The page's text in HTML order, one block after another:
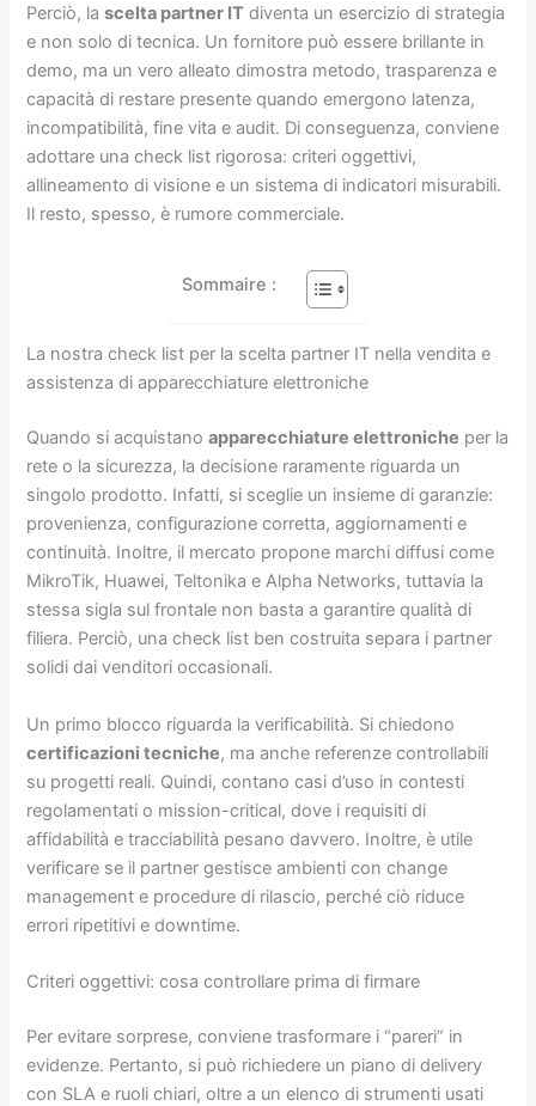
Perciò, lascelta partner IT diventa un esercizio di strategia
e non solo di tecnica. Un fornitore può essere brillante in
demo, ma un vero alleato dimostra metodo, trasparenza e
capacità di restare presente quando emergono latenza,
incompatibilità, fine vita e audit. Di conseguenza, conviene
adottare una check list rigorosa: criteri oggettivi,
allineamento di visione e un sistema di indicatori misurabili.
Il resto, spesso, è rumore commerciale.
Sommaire :
La nostra check list per la scelta partner IT nella vendita e
assistenza di apparecchiature elettroniche
Quando si acquistanoapparecchiature elettroniche per la
rete o la sicurezza, la decisione raramente riguarda un
singolo prodotto. Infatti, si sceglie un insieme di garanzie:
provenienza, configurazione corretta, aggiornamenti e
continuità. Inoltre, il mercato propone marchi diffusi come
MikroTik, Huawei, Teltonika e Alpha Networks, tuttavia la
stessa sigla sul frontale non basta a garantire qualità di
filiera. Perciò, una check list ben costruita separa i partner
solidi dai venditori occasionali.
Un primo blocco riguarda la verificabilità. Si chiedono
certificazioni tecniche, ma anche referenze controllabili
su progetti reali. Quindi, contano casi d’uso in contesti
regolamentati o mission-critical, dove i requisiti di
affidabilità e tracciabilità pesano davvero. Inoltre, è utile
verificare se il partner gestisce ambienti con change
management e procedure di rilascio, perché ciò riduce
errori ripetitivi e downtime.
Criteri oggettivi: cosa controllare prima di firmare
Per evitare sorprese, conviene trasformare i “pareri” in
evidenze. Pertanto, si può richiedere un piano di delivery
con SLA e ruoli chiari, oltre a un elenco di strumenti usati